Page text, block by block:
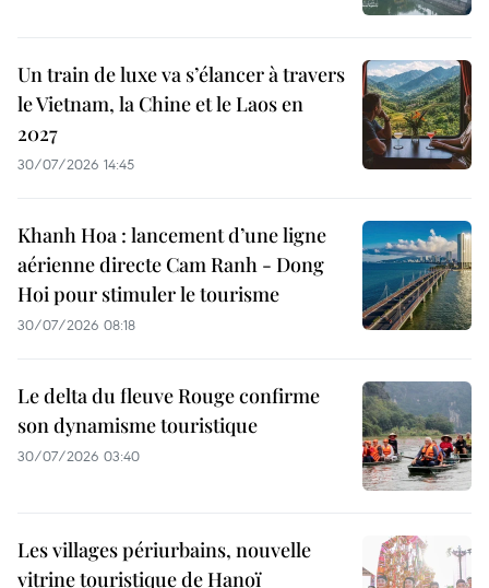
Un train de luxe va s’élancer à travers
le Vietnam, la Chine et le Laos en
2027
30/07/2026 14:45
Khanh Hoa : lancement d’une ligne
aérienne directe Cam Ranh - Dong
Hoi pour stimuler le tourisme
30/07/2026 08:18
Le delta du fleuve Rouge confirme
son dynamisme touristique
30/07/2026 03:40
Les villages périurbains, nouvelle
vitrine touristique de Hanoï